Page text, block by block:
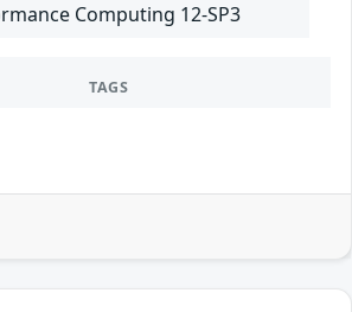
Computing 12-SP3
TAGS